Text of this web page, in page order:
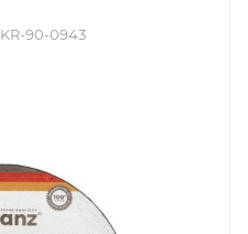
KR-90-0943